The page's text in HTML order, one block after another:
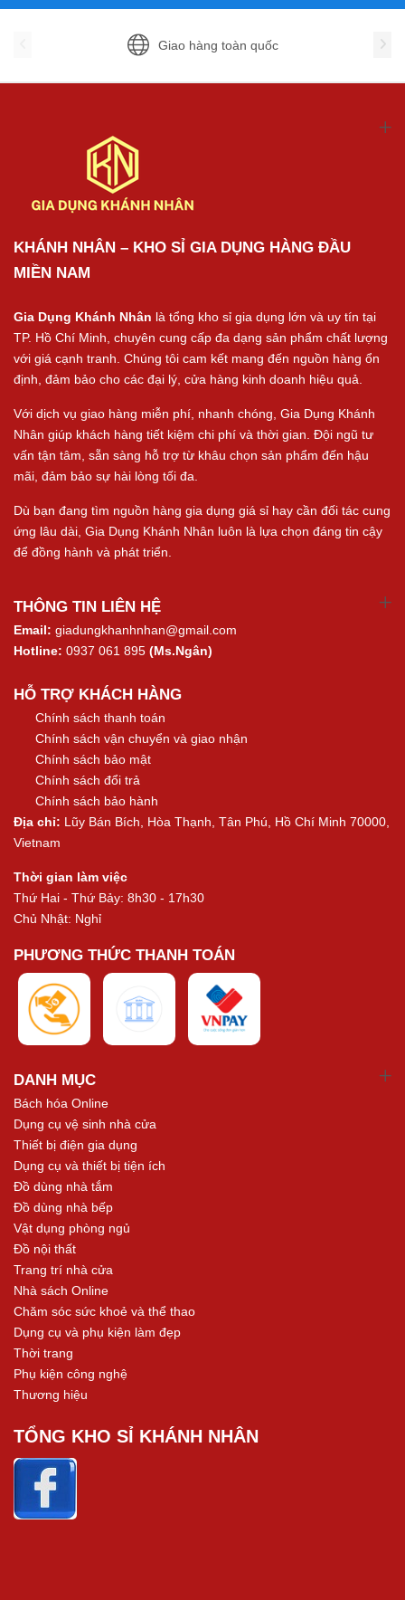
Giao hàng toàn quốc
KHÁNH NHÂN – KHO SỈ GIA DỤNG HÀNG ĐẦU
MIỀN NAM
Gia Dụng Khánh Nhân là tổng kho sỉ gia dụng lớn và uy tín tại
TP. Hồ Chí Minh, chuyên cung cấp đa dạng sản phẩm chất lượng
với giá cạnh tranh. Chúng tôi cam kết mang đến nguồn hàng ổn
định, đảm bảo cho các đại lý, cửa hàng kinh doanh hiệu quả.
Với dịch vụ giao hàng miễn phí, nhanh chóng, Gia Dụng Khánh
Nhân giúp khách hàng tiết kiệm chi phí và thời gian. Đội ngũ tư
vấn tận tâm, sẵn sàng hỗ trợ từ khâu chọn sản phẩm đến hậu
mãi, đảm bảo sự hài lòng tối đa.
Dù bạn đang tìm nguồn hàng gia dụng giá sỉ hay cần đối tác cung
ứng lâu dài, Gia Dụng Khánh Nhân luôn là lựa chọn đáng tin cậy
để đồng hành và phát triển.
THÔNG TIN LIÊN HỆ
Email: giadungkhanhnhan@gmail.com
Hotline: 0937 061 895 (Ms.Ngân)
HỖ TRỢ KHÁCH HÀNG
Chính sách thanh toán
Chính sách vận chuyển và giao nhận
Chính sách bảo mật
Chính sách đổi trả
Chính sách bảo hành
Địa chỉ: Lũy Bán Bích, Hòa Thạnh, Tân Phú, Hồ Chí Minh 70000,
Vietnam
Thời gian làm việc
Thứ Hai - Thứ Bảy: 8h30 - 17h30
Chủ Nhật: Nghỉ
PHƯƠNG THỨC THANH TOÁN
DANH MỤC
Bách hóa Online
Dụng cụ vệ sinh nhà cửa
Thiết bị điện gia dụng
Dụng cụ và thiết bị tiện ích
Đồ dùng nhà tắm
Đồ dùng nhà bếp
Vật dụng phòng ngủ
Đồ nội thất
Trang trí nhà cửa
Nhà sách Online
Chăm sóc sức khoẻ và thể thao
Dụng cụ và phụ kiện làm đẹp
Thời trang
Phụ kiện công nghệ
Thương hiệu
TỔNG KHO SỈ KHÁNH NHÂN